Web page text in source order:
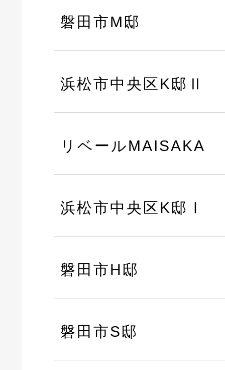
磐田市M邸
浜松市中央区K邸Ⅱ
リベールMAISAKA
浜松市中央区K邸Ⅰ
磐田市H邸
磐田市S邸